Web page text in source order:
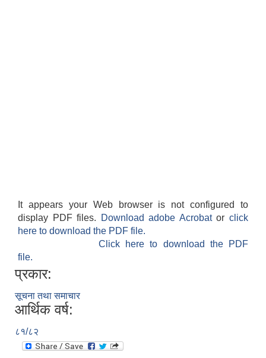
It appears your Web browser is not configured to
display PDF files.
Download adobe Acrobatorclick
here to download the PDF file.
Click here to download the PDF
file.
प्रकार:
सूचना तथा समाचार
आर्थिक वर्ष:
८१/८२